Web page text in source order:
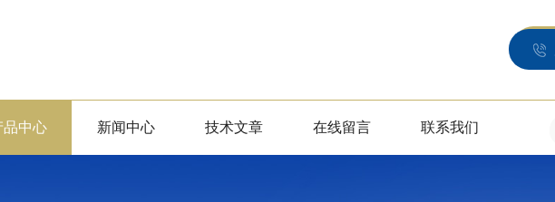
品中心 新闻中心 技术文章 在线留言 联系我们